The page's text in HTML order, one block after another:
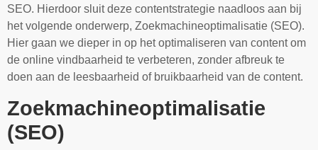
SEO. Hierdoor sluit deze contentstrategie naadloos aan bij
het volgende onderwerp, Zoekmachineoptimalisatie (SEO).
Hier gaan we dieper in op het optimaliseren van content om
de online vindbaarheid te verbeteren, zonder afbreuk te
doen aan de leesbaarheid of bruikbaarheid van de content.
Zoekmachineoptimalisatie
(SEO)